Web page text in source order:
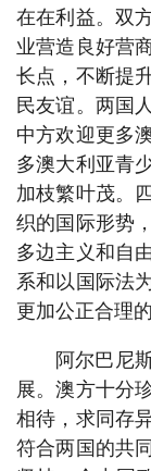
在在利益。双
业营造良好营
长点，不断提
民友谊。两国
中方欢迎更多
多澳大利亚青
加枝繁叶茂。
织的国际形势
多边主义和自
系和以国际法
更加公正合理
阿尔巴尼
展。澳方十分
相待，求同存
符合两国的共